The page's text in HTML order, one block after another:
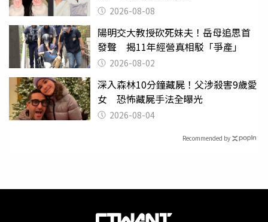
2026-08-08
陽明交大教授砍死妹夫！岳母追思首
發聲 揭11年經營真相駁「爭產」
2026-08-02
深入森林10分鐘藏屍！父涉殺害9歲愛
女 恐怖藏屍手法全曝光
2026-08-04
Recommended by